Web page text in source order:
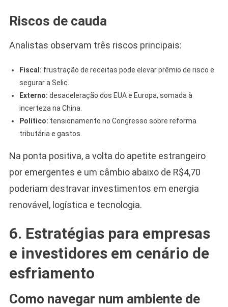
Riscos de cauda
Analistas observam três riscos principais:
Fiscal: frustração de receitas pode elevar prêmio de risco e
segurar a Selic.
Externo: desaceleração dos EUA e Europa, somada à
incerteza na China.
Político: tensionamento no Congresso sobre reforma
tributária e gastos.
Na ponta positiva, a volta do apetite estrangeiro
por emergentes e um câmbio abaixo de R$4,70
poderiam destravar investimentos em energia
renovável, logística e tecnologia.
6. Estratégias para empresas
e investidores em cenário de
esfriamento
Como navegar num ambiente de